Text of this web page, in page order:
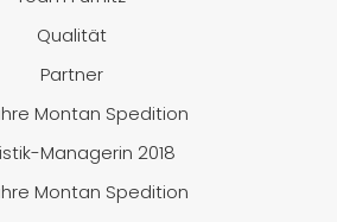
Qualität
Partner
Montan Spedition
Managerin 2018
Montan Spedition